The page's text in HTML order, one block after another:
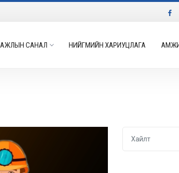
АЖЛЫН САНАЛ НИЙГМИЙН ХАРИУЦЛАГА